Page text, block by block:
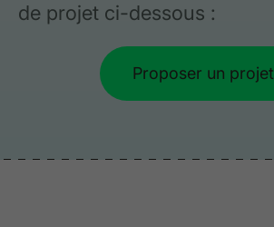
de projet ci-dessous :
Proposer un projet